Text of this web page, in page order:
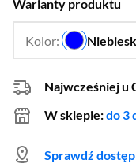
Warianty produktu
Kolor:
Najwcześniej u
W sklepie:do 3
Sprawdź